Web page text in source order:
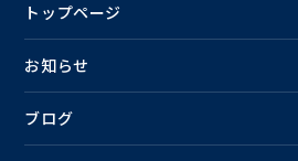
トップページ
お知らせ
ブログ